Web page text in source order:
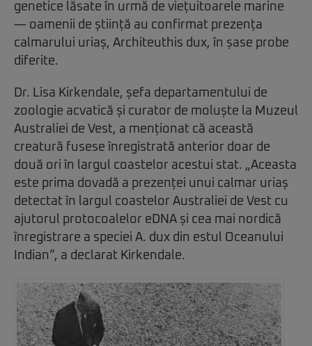
genetice lăsate în urmă de viețuitoarele marine
— oamenii de știință au confirmat prezența
calmarului uriaș, Architeuthis dux, în șase probe
diferite.
Dr. Lisa Kirkendale, șefa departamentului de
zoologie acvatică și curator de moluște la Muzeul
Australiei de Vest, a menționat că această
creatură fusese înregistrată anterior doar de
două ori în largul coastelor acestui stat. „Aceasta
este prima dovadă a prezenței unui calmar uriaș
detectat în largul coastelor Australiei de Vest cu
ajutorul protocoalelor eDNA și cea mai nordică
înregistrare a speciei A. dux din estul Oceanului
Indian”, a declarat Kirkendale.